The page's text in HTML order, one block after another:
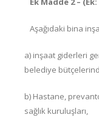
Aşağıdaki bina
a) inşaat giderleri
belediye
b) Hastane,
sağlık kuruluşları,